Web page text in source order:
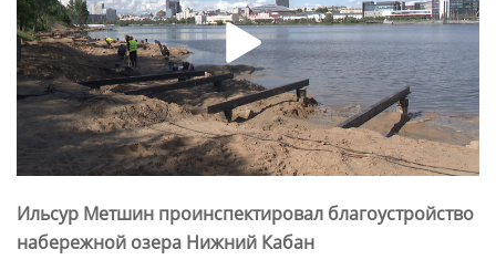
Ильсур Метшин проинспектировал благоустройство
набережной озера Нижний Кабан